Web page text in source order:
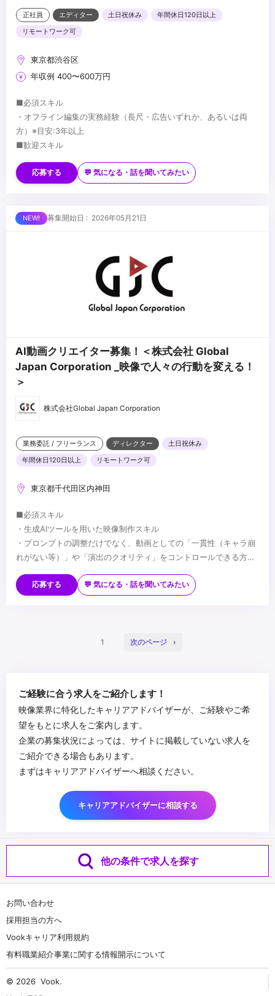
正社員 エディター 土日祝休み
年間休日120日以上
リモートワーク可
東京都渋谷区
年収例 400〜600万円
■必須スキル
・オフライン編集の実務経験（長尺・広告いずれか、あるいは両
方）※目安:3年以上
■歓迎スキル
...
応募する 💬 気になる・話を聞いてみたい
募集開始日 : 2026年05月21日
AI動画クリエイター募集！＜株式会社 Global
Japan Corporation _映像で人々の行動を変える！
＞
株式会社Global Japan Corporation
業務委託 / フリーランス ディレクター
土日祝休み
年間休日120日以上
リモートワーク可
東京都千代田区内神田
■必須スキル
・生成AIツールを用いた映像制作スキル
・プロンプトの調整だけでなく、動画としての「一貫性（キャラ崩
れがない等）」や「演出のクオリティ」をコントロールできる方
の仕上げ・微調整ができる方
・最新のAIツール・技術（Sora、Runway、Pika、Midjourney、
Stable Diffusionなど）を常にキャッチアップし、業務に反映でき
せで制作を効率化・高度化できる方
応募する 💬 気になる・話を聞いてみたい
1 次のページ
ご経験に合う求人をご紹介します！
映像業界に特化したキャリアアドバイザーが、ご経験やご希
望をもとに求人をご案内します。
企業の募集状況によっては、サイトに掲載していない求人を
ご紹介できる場合もあります。
まずはキャリアアドバイザーへ相談ください。
キャリアアドバイザーに相談する
他の条件で求人を探す
お問い合わせ
採用担当の方へ
Vookキャリア利用規約
有料職業紹介事業に関する情報開示について
© 2026 Vook.